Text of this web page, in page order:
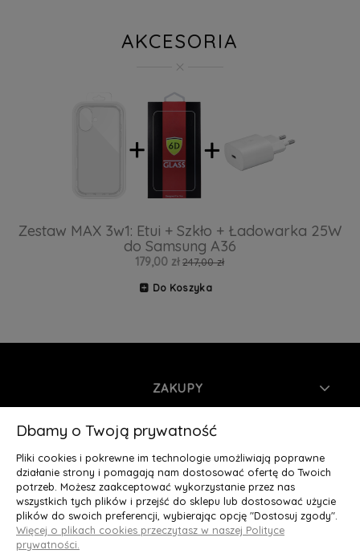
AKCESORIA
Zestaw MAX 3w1: Etui + Szkło + Ładowarka 25W
do Samsung A36
179,00 zł 247,00 zł
Do Koszyka
ZAKUPY
INFORMACJE
MOJE KONTO
O NAS
Deluxury.pl
Dbamy o Twoją prywatność
Pliki cookies i pokrewne im technologie umożliwiają poprawne
działanie strony i pomagają nam dostosować ofertę do Twoich
potrzeb. Możesz zaakceptować wykorzystanie przez nas
wszystkich tych plików i przejść do sklepu lub dostosować użycie
plików do swoich preferencji, wybierając opcję "Dostosuj zgody".
Więcej o plikach cookies przeczytasz w naszej Polityce
prywatności.